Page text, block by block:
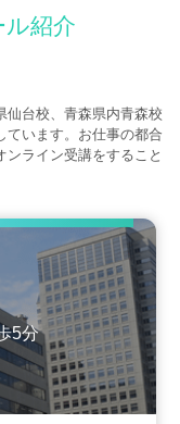
ル紹介
仙台校、青森県内青森校
ています。お仕事の都合
ライン受講をすること
5分